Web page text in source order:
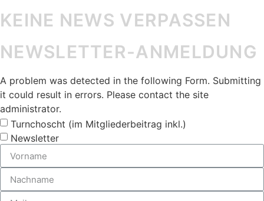
KEINE NEWS VERPASSEN
NEWSLETTER-ANMELDUNG
A problem was detected in the following Form. Submitting
it could result in errors. Please contact the site
administrator.
Turnchoscht (im Mitgliederbeitrag inkl.)
Newsletter